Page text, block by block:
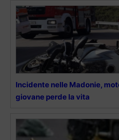
Incidente nelle Madonie,
giovane perde la vita